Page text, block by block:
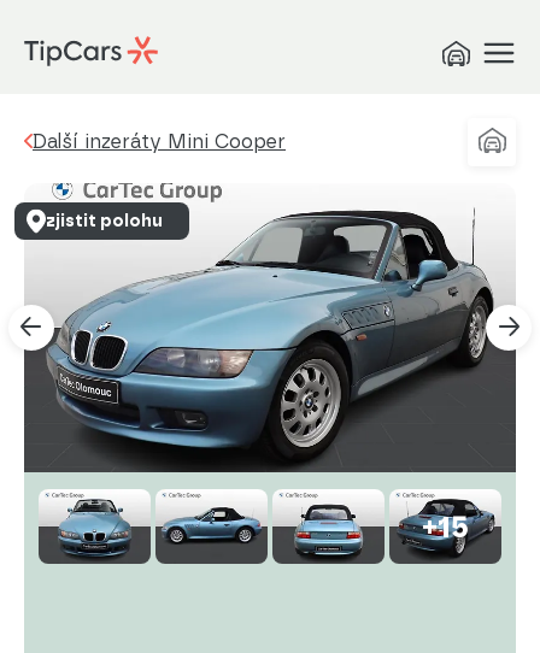
Další inzeráty Mini Cooper
+15
zjistit polohu